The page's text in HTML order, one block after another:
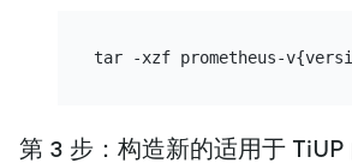
第 3 步：构造新的适用于